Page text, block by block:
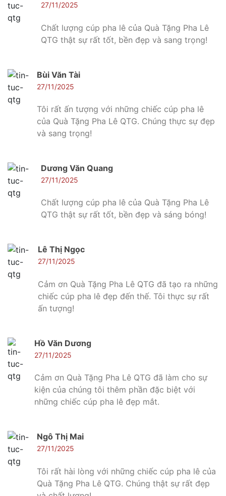
27/11/2025
Chất lượng cúp pha lê của Quà Tặng Pha Lê
QTG thật sự rất tốt, bền đẹp và sang trọng!
Bùi Văn Tài
27/11/2025
Tôi rất ấn tượng với những chiếc cúp pha lê
của Quà Tặng Pha Lê QTG. Chúng thực sự đẹp
và sang trọng!
Dương Văn Quang
27/11/2025
Chất lượng cúp pha lê của Quà Tặng Pha Lê
QTG thật sự rất tốt, bền đẹp và sáng bóng!
Lê Thị Ngọc
27/11/2025
Cảm ơn Quà Tặng Pha Lê QTG đã tạo ra những
chiếc cúp pha lê đẹp đến thế. Tôi thực sự rất
ấn tượng!
Hồ Văn Dương
27/11/2025
Cảm ơn Quà Tặng Pha Lê QTG đã làm cho sự
kiện của chúng tôi thêm phần đặc biệt với
những chiếc cúp pha lê đẹp mắt.
Ngô Thị Mai
27/11/2025
Tôi rất hài lòng với những chiếc cúp pha lê của
Quà Tặng Pha Lê QTG. Chúng thật sự rất đẹp